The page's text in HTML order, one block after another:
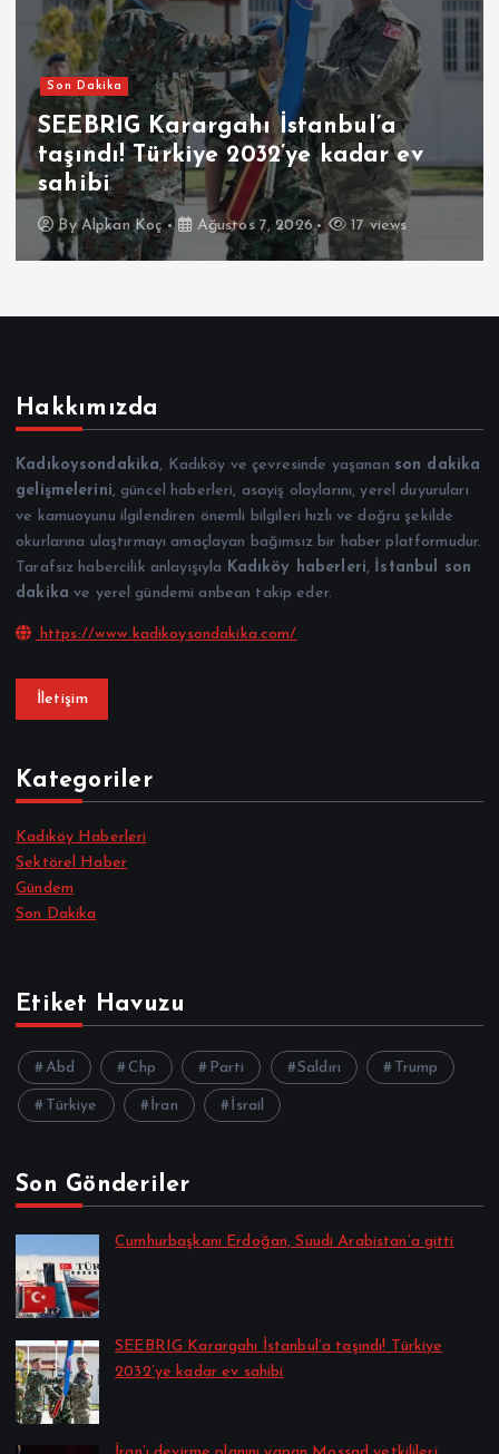
Son Dakika
SEEBRIG Karargahı İstanbul’a
taşındı! Türkiye 2032’ye kadar ev
sahibi
ByAlpkan Koç Ağustos 7, 2026 17 views
Hakkımızda
Kadıkoysondakika, Kadıköy ve çevresinde yaşanan son dakika
gelişmelerini, güncel haberleri, asayiş olaylarını, yerel duyuruları
ve kamuoyunu ilgilendiren önemli bilgileri hızlı ve doğru şekilde
okurlarına ulaştırmayı amaçlayan bağımsız bir haber platformudur.
Tarafsız habercilik anlayışıyla Kadıköy haberleri,
İstanbul son
dakika ve yerel gündemi anbean takip eder.
https://www.kadikoysondakika.com/
İletişim
Kategoriler
Kadıköy Haberleri
Sektörel Haber
Gündem
Son Dakika
Etiket Havuzu
Abd Chp Parti Saldırı Trump
Türkiye İran İsrail
Son Gönderiler
Cumhurbaşkanı Erdoğan, Suudi Arabistan’a gitti
SEEBRIG Karargahı İstanbul’a taşındı! Türkiye
2032’ye kadar ev sahibi